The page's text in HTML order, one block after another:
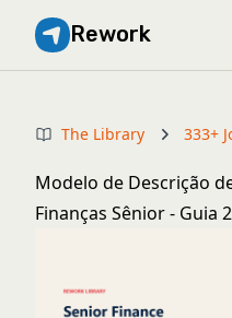
Rework
The Library 333+
Modelo de Descrição
Finanças Sênior - Guia